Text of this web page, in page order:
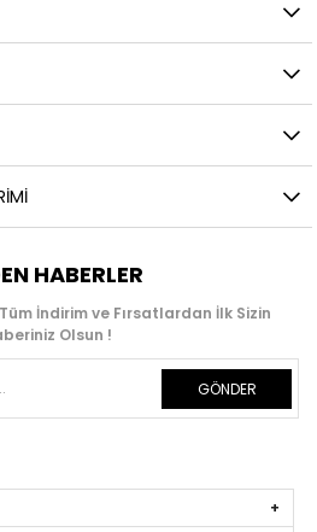
HABERLER
İndirim ve Fırsatlardan İlk Sizin
Olsun !
GÖNDER